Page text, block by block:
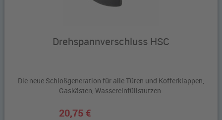
Drehspannverschluss HSC
Die neue Schloßgeneration für alle Türen und Kofferklappen,
Gaskästen, Wassereinfüllstutzen.
20,75 €